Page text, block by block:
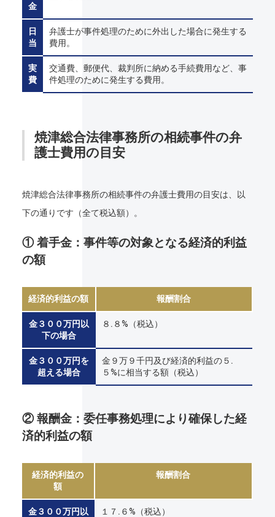
金
日
当
弁護士が事件処理のために外出した場合に発生する
費用。
実
費
交通費、郵便代、裁判所に納める手続費用など、事
件処理のために発生する費用。
焼津総合法律事務所の相続事件の弁
護士費用の目安
焼津総合法律事務所の相続事件の弁護士費用の目安は、以
下の通りです（全て税込額）。
① 着手金：事件等の対象となる経済的利益
の額
経済的利益の額 報酬割合
金３００万円以
下の場合
８.８%（税込）
金３００万円を
超える場合
金９万９千円及び経済的利益の５.
５%に相当する額（税込）
② 報酬金：委任事務処理により確保した経
済的利益の額
経済的利益の
額
報酬割合
金３００万円以
１７.６%（税込）